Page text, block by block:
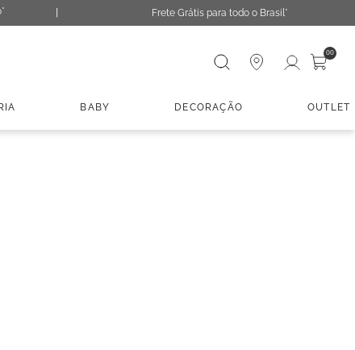
Frete Grátis para todo o Brasil*
Digite sua busca 00
BABY DECORAÇÃO OUTLET